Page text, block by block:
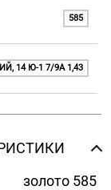
585
14 Ю-1 7/9A 1,43
золото 585